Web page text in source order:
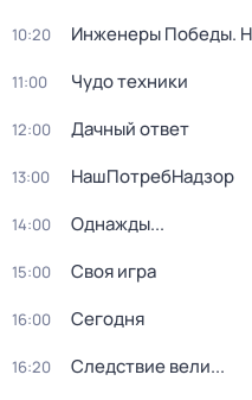
10:20 Инженеры Победы.
11:00 Чудо техники
12:00 Дачный ответ
13:00 НашПотребНадзор
14:00 Однажды...
15:00 Своя игра
16:00 Сегодня
16:20 Следствие вели...